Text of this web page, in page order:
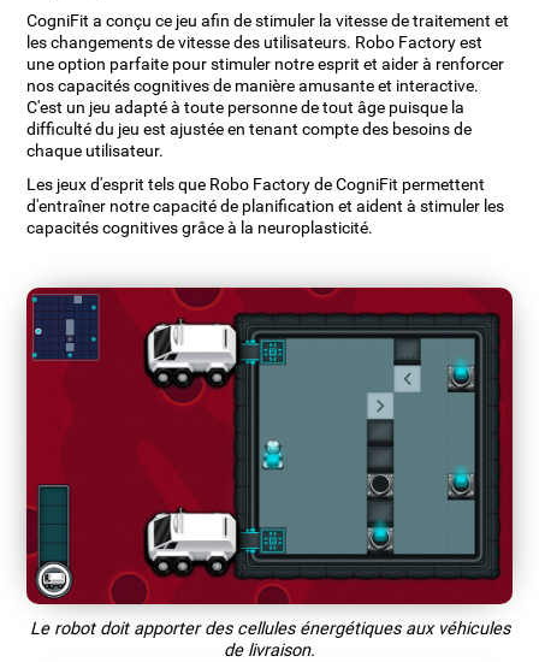
CogniFit a conçu ce jeu afin de stimuler la vitesse de traitement et
les changements de vitesse des utilisateurs. Robo Factory est
une option parfaite pour stimuler notre esprit et aider à renforcer
nos capacités cognitives de manière amusante et interactive.
C'est un jeu adapté à toute personne de tout âge puisque la
difficulté du jeu est ajustée en tenant compte des besoins de
chaque utilisateur.
Les jeux d'esprit tels que Robo Factory de CogniFit permettent
d'entraîner notre capacité de planification et aident à stimuler les
capacités cognitives grâce à la neuroplasticité.
Le robot doit apporter des cellules énergétiques aux véhicules
de livraison.